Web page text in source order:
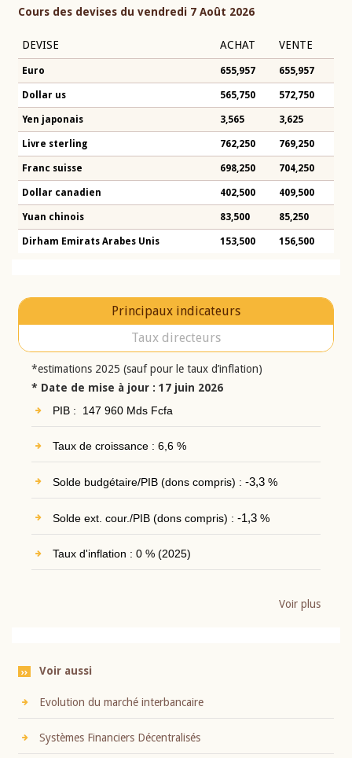
Cours des devises du vendredi 7 Août 2026
DEVISE ACHAT VENTE
Euro 655,957 655,957
Dollar us 565,750 572,750
Yen japonais 3,565 3,625
Livre sterling 762,250 769,250
Franc suisse 698,250 704,250
Dollar canadien 402,500 409,500
Yuan chinois 83,500 85,250
Dirham Emirats Arabes Unis 153,500 156,500
Principaux indicateurs
Taux directeurs
*estimations 2025 (sauf pour le taux d’inflation)
* Date de mise à jour : 17 juin 2026
PIB : 147 960 Mds Fcfa
Taux de croissance : 6,6 %
Solde budgétaire/PIB (dons compris) : -3,3%
Solde ext. cour./PIB (dons compris) : -1,3%
Taux d'inflation : 0 % (2025)
Voir plus
Voir aussi
Evolution du marché interbancaire
Systèmes Financiers Décentralisés